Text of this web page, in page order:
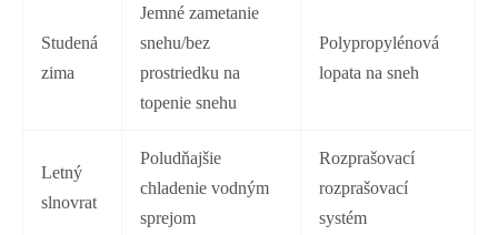
Studená
zima
Jemné zametanie
snehu/bez
prostriedku na
topenie snehu
Polypropylénová
lopata na sneh
Letný
slnovrat
Poludňajšie
chladenie vodným
sprejom
Rozprašovací
rozprašovací
systém